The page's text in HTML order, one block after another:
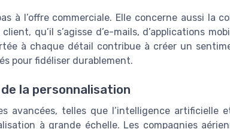
à l’offre commerciale. Elle concerne aussi la
qu’il s’agisse d’e-mails, d’applications
à chaque détail contribue à créer un
pour fidéliser durablement.
la personnalisation
avancées, telles que l’intelligence artificielle
à grande échelle. Les compagnies